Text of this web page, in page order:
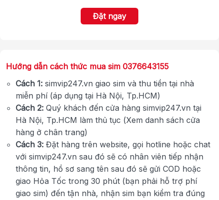
Đặt ngay
Hướng dẫn cách thức mua sim 0376643155
Cách 1: simvip247.vn giao sim và thu tiền tại nhà
miễn phí (áp dụng tại Hà Nội, Tp.HCM)
Cách 2: Quý khách đến cửa hàng simvip247.vn tại
Hà Nội, Tp.HCM làm thủ tục (Xem danh sách cửa
hàng ở chân trang)
Cách 3: Đặt hàng trên website, gọi hotline hoặc chat
với simvip247.vn sau đó sẽ có nhân viên tiếp nhận
thông tin, hồ sơ sang tên sau đó sẽ gửi COD hoặc
giao Hỏa Tốc trong 30 phút (bạn phải hỗ trợ phí
giao sim) đến tận nhà, nhận sim bạn kiểm tra đúng